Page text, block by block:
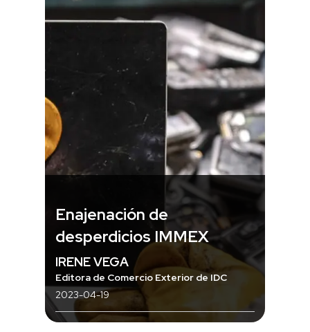
Enajenación de
desperdicios IMMEX
IRENE VEGA
Editora de Comercio Exterior de IDC
2023-04-19